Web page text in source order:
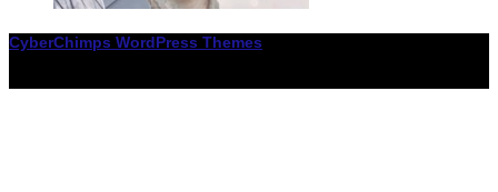
CyberChimps WordPress Themes